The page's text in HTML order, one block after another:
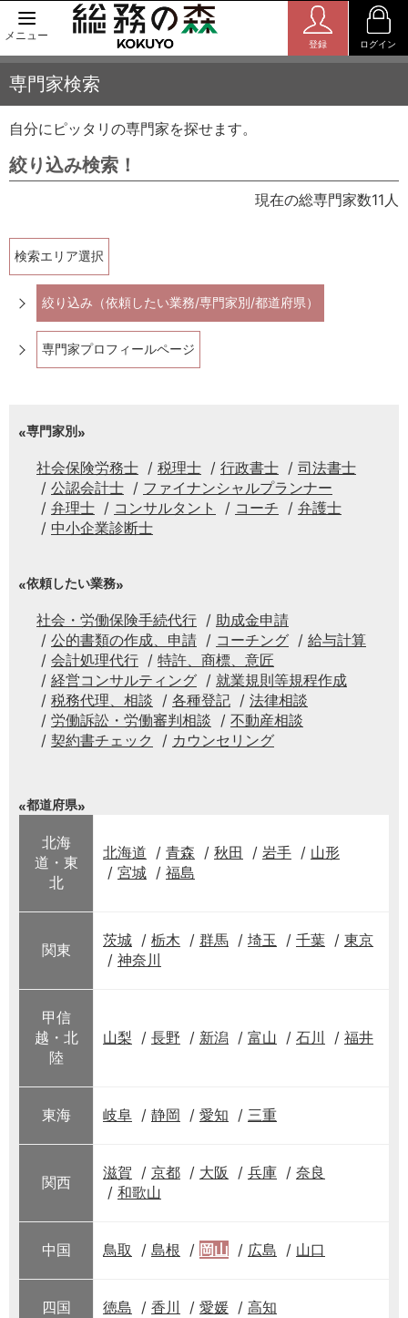
メニュー
登録 ログイン
専門家検索
自分にピッタリの専門家を探せます。
絞り込み検索！
現在の総専門家数11人
検索エリア選択
絞り込み（依頼したい業務/専門家別/都道府県）
専門家プロフィールページ
専門家別
社会保険労務士 税理士 行政書士
司法書士
公認会計士
ファイナンシャルプランナー
弁理士
コンサルタント コーチ
弁護士
中小企業診断士
依頼したい業務
社会・労働保険手続代行
助成金申請
公的書類の作成、申請
コーチング
給与計算
会計処理代行
特許、商標、意匠
経営コンサルティング
就業規則等規程作成
税務代理、相談
各種登記
法律相談
労働訴訟・労働審判相談
不動産相談
契約書チェック
カウンセリング
都道府県
北海
道・東
北
北海道 青森 秋田 岩手
山形
宮城
福島
関東
茨城 栃木 群馬 埼玉 千葉
東京
神奈川
甲信
越・北
陸
山梨 長野 新潟 富山 石川 福井
東海 岐阜 静岡 愛知 三重
関西
滋賀 京都 大阪 兵庫
奈良
和歌山
中国 鳥取 島根 岡山 広島 山口
四国 徳島 香川 愛媛 高知